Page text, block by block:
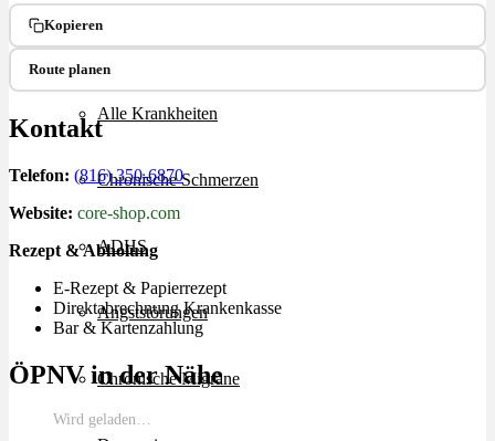
Therapien
Alle Krankheiten
Chronische Schmerzen
ADHS
Angststörungen
Chronische Migräne
Kopieren
Route planen
Kontakt
Telefon: (816) 350-6870
Website: core-shop.com
Rezept & Abholung
E-Rezept & Papierrezept
Direktabrechnung Krankenkasse
Bar & Kartenzahlung
ÖPNV in der Nähe
Wird geladen…